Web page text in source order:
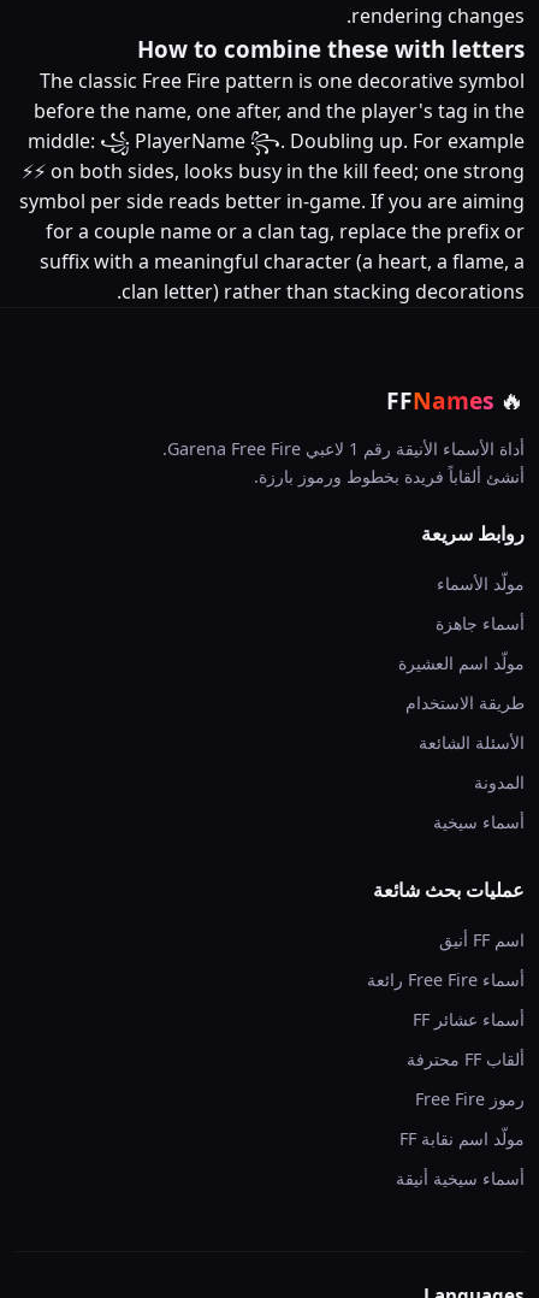
rendering changes.
How to combine these with letters
The classic Free Fire pattern is one decorative symbol
before the name, one after, and the player's tag in the
middle: ꧁ PlayerName ꧂. Doubling up. For example
⚡⚡ on both sides, looks busy in the kill feed; one strong
symbol per side reads better in-game. If you are aiming
for a couple name or a clan tag, replace the prefix or
suffix with a meaningful character (a heart, a flame, a
clan letter) rather than stacking decorations.
🔥
FFNames
أداة الأسماء الأنيقة رقم 1 لاعبي Garena Free Fire.
أنشئ ألقاباً فريدة بخطوط ورموز بارزة.
روابط سريعة
مولّد الأسماء
أسماء جاهزة
مولّد اسم العشيرة
طريقة الاستخدام
الأسئلة الشائعة
المدونة
أسماء سيخية
عمليات بحث شائعة
اسم FF أنيق
أسماء Free Fire رائعة
أسماء عشائر FF
ألقاب FF محترفة
رموز Free Fire
مولّد اسم نقابة FF
أسماء سيخية أنيقة